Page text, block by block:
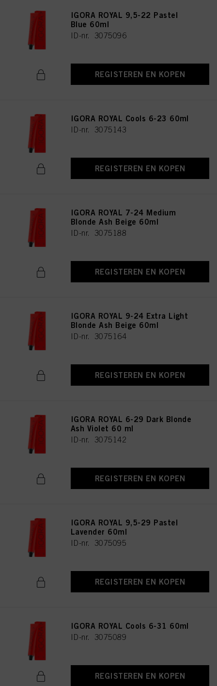
IGORA ROYAL 9,5-22 Pastel
Blue 60ml
ID-nr. 3075096
REGISTEREN EN KOPEN
IGORA ROYAL Cools 6-23 60ml
ID-nr. 3075143
REGISTEREN EN KOPEN
IGORA ROYAL 7-24 Medium
Blonde Ash Beige 60ml
ID-nr. 3075188
REGISTEREN EN KOPEN
IGORA ROYAL 9-24 Extra Light
Blonde Ash Beige 60ml
ID-nr. 3075164
REGISTEREN EN KOPEN
IGORA ROYAL 6-29 Dark Blonde
Ash Violet 60 ml
ID-nr. 3075142
REGISTEREN EN KOPEN
IGORA ROYAL 9,5-29 Pastel
Lavender 60ml
ID-nr. 3075095
REGISTEREN EN KOPEN
IGORA ROYAL Cools 6-31 60ml
ID-nr. 3075089
REGISTEREN EN KOPEN